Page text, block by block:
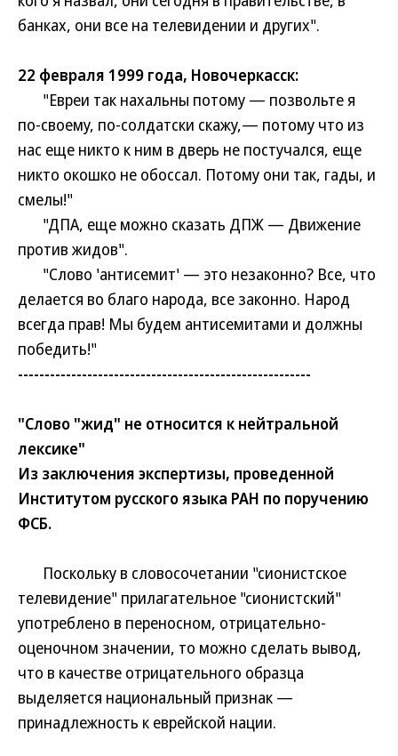
банках, они все на телевидении и других".
22 февраля 1999 года, Новочеркасск:
"Евреи так нахальны потому — позвольте я
по-своему, по-солдатски скажу,— потому что из
нас еще никто к ним в дверь не постучался, еще
никто окошко не обоссал. Потому они так, гады, и
смелы!"
"ДПА, еще можно сказать ДПЖ — Движение
против жидов".
"Слово 'антисемит' — это незаконно? Все, что
делается во благо народа, все законно. Народ
всегда прав! Мы будем антисемитами и должны
победить!"
-------------------------------------------------------
"Слово "жид" не относится к нейтральной
лексике"
Из заключения экспертизы, проведенной
Институтом русского языка РАН по поручению
ФСБ.
Поскольку в словосочетании "сионистское
телевидение" прилагательное "сионистский"
употреблено в переносном, отрицательно-
оценочном значении, то можно сделать вывод,
что в качестве отрицательного образца
выделяется национальный признак —
принадлежность к еврейской нации.